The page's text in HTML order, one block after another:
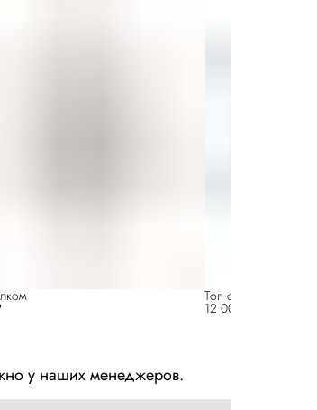
12 000 ₽
Топ с шелком
у наших менеджеров.